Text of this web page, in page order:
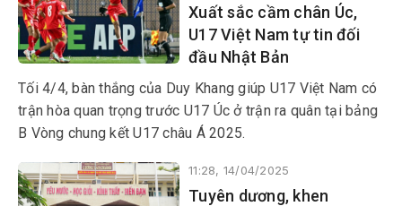
Xuất sắc cầm chân Úc,
U17 Việt Nam tự tin đối
đầu Nhật Bản
Tối 4/4, bàn thắng của Duy Khang giúp U17 Việt Nam có
trận hòa quan trọng trước U17 Úc ở trận ra quân tại bảng
B Vòng chung kết U17 châu Á 2025.
11:28, 14/04/2025
Tuyên dương, khen